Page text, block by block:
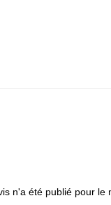
n'a été publié pour le